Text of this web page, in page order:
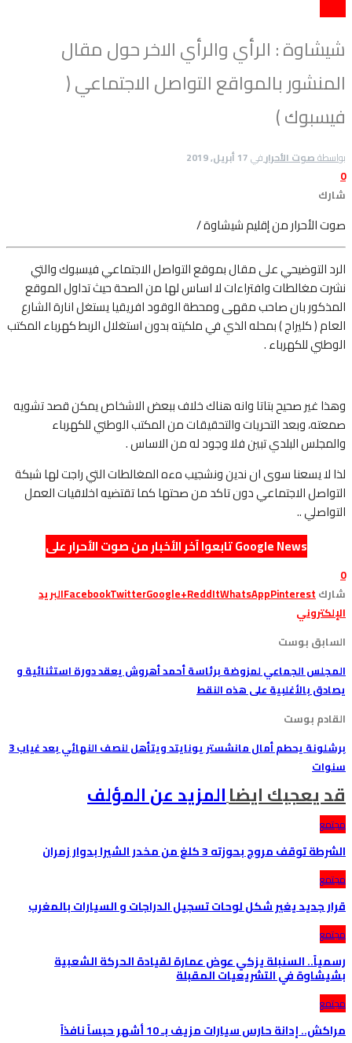
شيشاوة : الرأي والرأي الاخر حول مقال
المنشور بالمواقع التواصل الاجتماعي (
فيسبوك )
بواسطةصوت الأحرارفي17 أبريل, 2019
0
شارك
صوت الأحرار من إقليم شيشاوة /
الرد التوضيحي على مقال بموقع التواصل الاجتماعي فيسبوك والتي
نشرت مغالطاتوافتراءات لا اساس لها من الصحة حيث تداول الموقع
المذكور بان صاحب مقهى ومحطة الوقود افريقيا يستغل انارة الشارع
العام ( كليراج ) بمحله الذي في ملكيته بدون استغلال الربط كهرباء المكتب
الوطني للكهرباء .
وهذا غير صحيح بتاتا وانه هناك خلاف ببعض الاشخاص يمكن قصد تشويه
صمعته، وبعد التحريات والتحقيقات من المكتب الوطني للكهرباء
والمجلس البلدي تبين فلا وجود له من الاساس .
لذا لا يسعنا سوى ان ندين ونشجيب هءه المغالطات التي راجت لها شبكة
التواصل الاجتماعي دون تاكد من صحتها كما تقتضيه اخلاقيات العمل
التواصلي ..
تابعوا آخر الأخبار من صوت الأحرار على Google News
0
شارك
FacebookTwitterGoogle+ReddItWhatsAppPinterest
البريد
الإلكتروني
السابق بوست
المجلس الجماعي لمزوضة برئاسة أحمد أهروش يعقد دورة استثنائية و
يصادق بالأغلبية على هذه النقط
القادم بوست
برشلونة يحطم أمال مانشستر يونايتد ويتأهل لنصف النهائي بعد غياب 3
سنوات
قد يعجبك ايضاالمزيد عن المؤلف
مجتمع
الشرطة توقف مروج بحوزته 3 كلغ من مخدر الشيرا بدوار زمران
مجتمع
قرار جديد يغير شكل لوحات تسجيل الدراجات و السيارات بالمغرب
مجتمع
رسمياً.. السنبلة يزكي عوض عمارة لقيادة الحركة الشعبية
بشيشاوة في التشريعيات المقبلة
مجتمع
مراكش.. إدانة حارس سيارات مزيف بـ 10 أشهر حبساً نافذاً